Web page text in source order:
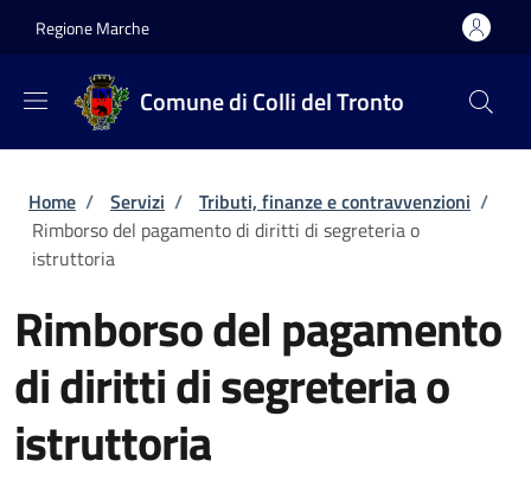
Regione Marche
Comune di Colli del Tronto
Briciole di pane
Home / Servizi / Tributi, finanze e contravvenzioni /
Rimborso del pagamento di diritti di segreteria o
istruttoria
Rimborso del pagamento
di diritti di segreteria o
istruttoria